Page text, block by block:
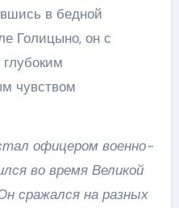
в бедной
Голицыно, он с
глубоким
чувством
офицером военно-
во время Великой
сражался на разных